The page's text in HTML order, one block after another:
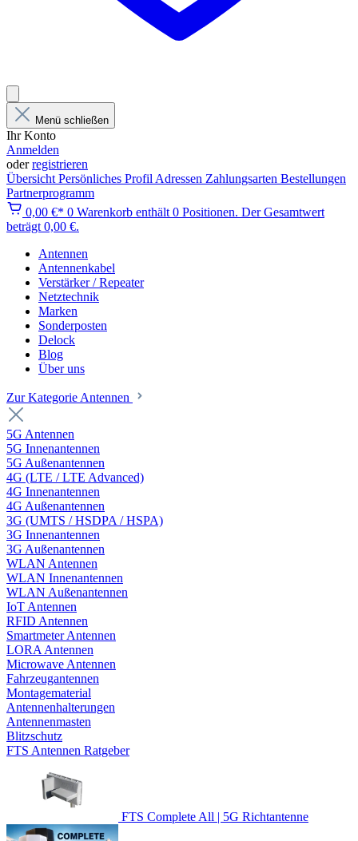
Menü schließen
Ihr Konto
Anmelden
oderregistrieren
Übersicht Persönliches Profil Adressen Zahlungsarten Bestellungen
Partnerprogramm
0,00 €* 0 Warenkorb enthält 0 Positionen. Der Gesamtwert
beträgt 0,00 €.
Antennen
Antennenkabel
Verstärker / Repeater
Netztechnik
Marken
Sonderposten
Delock
Blog
Über uns
Zur Kategorie Antennen
5G Antennen
5G Innenantennen
5G Außenantennen
4G (LTE / LTE Advanced)
4G Innenantennen
4G Außenantennen
3G (UMTS / HSDPA / HSPA)
3G Innenantennen
3G Außenantennen
WLAN Antennen
WLAN Innenantennen
WLAN Außenantennen
IoT Antennen
RFID Antennen
Smartmeter Antennen
LORA Antennen
Microwave Antennen
Fahrzeugantennen
Montagematerial
Antennenhalterungen
Antennenmasten
Blitzschutz
FTS Antennen Ratgeber
FTS Complete All | 5G Richtantenne